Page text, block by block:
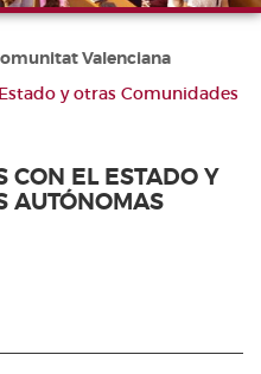
Valenciana
y otras Comunidades
CON EL ESTADO Y
AUTÓNOMAS